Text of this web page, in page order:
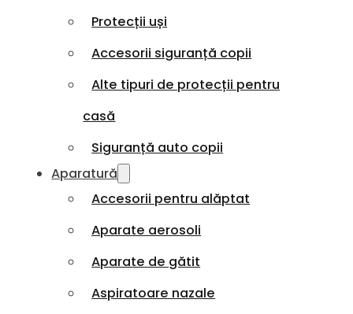
Protecții uși
Accesorii siguranță copii
Alte tipuri de protecții pentru
casă
Siguranță auto copii
Aparatură
Accesorii pentru alăptat
Aparate aerosoli
Aparate de gătit
Aspiratoare nazale